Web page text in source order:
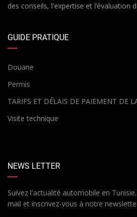
des conseils, l'expertise et l’évaluation
GUIDE PRATIQUE
Douane
Permis
TARIFS ET DÉLAIS DE PAIEMENT DE
Visite technique
NEWS LETTER
Suivez l'actualité automobile en
mail et inscrivez-vous à notre